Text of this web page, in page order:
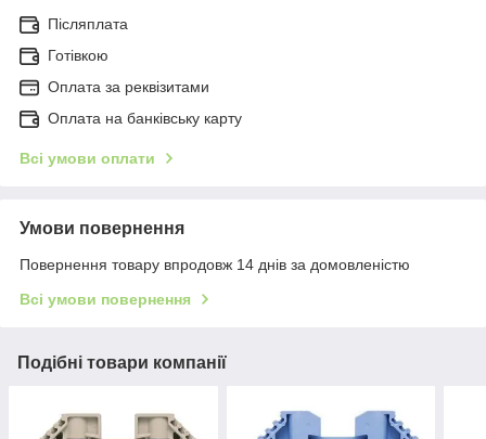
Післяплата
Готівкою
Оплата за реквізитами
Оплата на банківську карту
Всі умови оплати
Умови повернення
Повернення товару впродовж 14 днів за домовленістю
Всі умови повернення
Подібні товари компанії